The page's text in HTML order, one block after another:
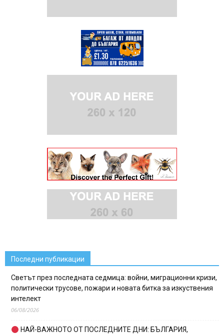
Последни публикации
Светът през последната седмица: войни, миграционни кризи,
политически трусове, пожари и новата битка за изкуствения
интелект
06/08/2026
НАЙ-ВАЖНОТО ОТ ПОСЛЕДНИТЕ ДНИ: БЪЛГАРИЯ,